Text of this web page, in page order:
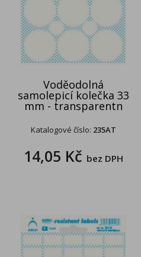
Voděodolná
samolepicí kolečka 33
mm - transparentn
Katalogové číslo: 235AT
14,05 Kč bez DPH